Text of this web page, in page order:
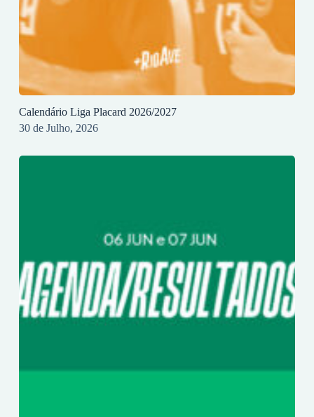
Calendário Liga Placard 2026/2027
30 de Julho, 2026